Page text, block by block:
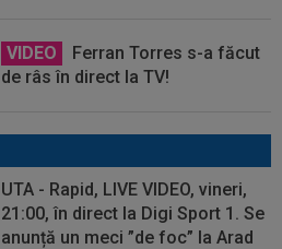
VIDEO
Ferran Torres s-a făcut
de râs în direct la TV!
UTA - Rapid, LIVE VIDEO, vineri,
21:00, în direct la Digi Sport 1. Se
anunță un meci ”de foc” la Arad